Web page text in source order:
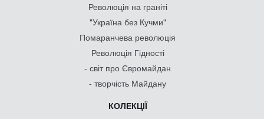
Революція на граніті
"Україна без Кучми"
Помаранчева революція
Революція Гідності
- світ про Євромайдан
- творчість Майдану
КОЛЕКЦІЇ